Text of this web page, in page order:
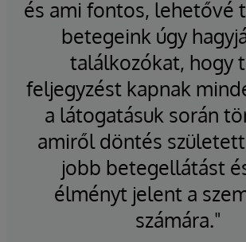
és ami fontos, lehetővé
betegeink úgy
találkozókat, hogy
feljegyzést kapnak
a látogatásuk során
amiről döntés
jobb betegellátást
élményt jelent a
számára."